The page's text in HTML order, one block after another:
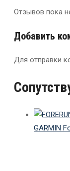
Отзывов пока
Добавить
Для отправки
GARMIN